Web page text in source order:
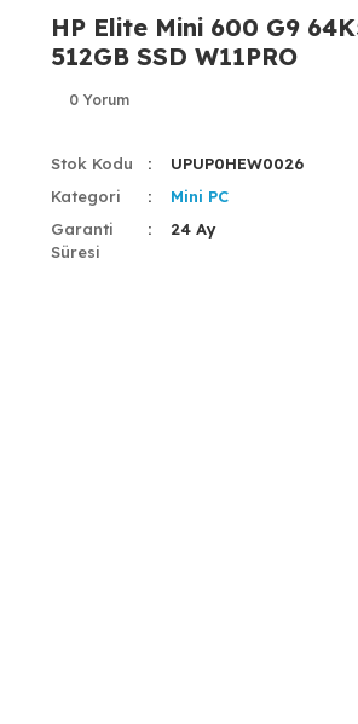
HP Elite Mini 600 G9
512GB SSD W11PRO
0 Yorum
Stok Kodu
UPUP0HEW0026
Kategori
Mini PC
Garanti
Süresi
24 Ay